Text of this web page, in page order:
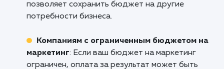
Если вы ищете надежного партнера в
обещает результаты, но и
достигает, свяжитесь с нами. Мы готовы